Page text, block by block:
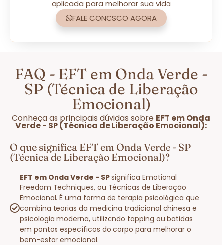
aplicada para melhorar sua vida
FALE CONOSCO AGORA
FAQ - EFT em Onda Verde -
SP (Técnica de Liberação
Emocional)
Conheça as principais dúvidas sobre EFT em Onda
Verde - SP (Técnica de Liberação Emocional):
O que significa EFT em Onda Verde - SP
(Técnica de Liberação Emocional)?
EFT em Onda Verde - SP significa Emotional
Freedom Techniques, ou Técnicas de Liberação
Emocional. É uma forma de terapia psicológica que
combina teorias da medicina tradicional chinesa e
psicologia moderna, utilizando tapping ou batidas
em pontos específicos do corpo para melhorar o
bem-estar emocional.